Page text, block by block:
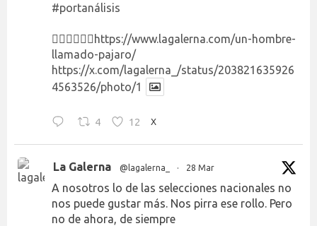
#portanálisis
👉🏻👉🏻👉🏻 https://www.lagalerna.com/un-hombre-
llamado-pajaro/
https://x.com/lagalerna_/status/203821635926
4563526/photo/1
4 12 X
La Galerna @lagalerna_ · 28 Mar
A nosotros lo de las selecciones nacionales no
nos puede gustar más. Nos pirra ese rollo. Pero
no de ahora, de siempre